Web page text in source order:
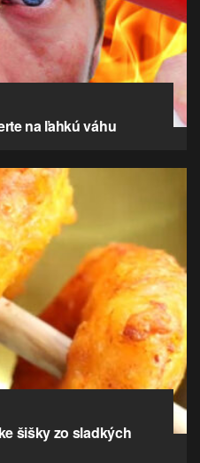
na ľahkú váhu
šišky zo sladkých